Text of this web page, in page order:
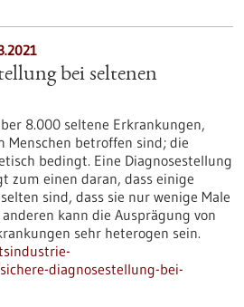
bei seltenen
8.000 seltene Erkrankungen,
Menschen betroffen sind; die
bedingt. Eine Diagnosestellung
zum einen daran, dass einige
sind, dass sie nur wenige Male
kann die Ausprägung von
sehr heterogen sein.
diagnosestellung-bei-